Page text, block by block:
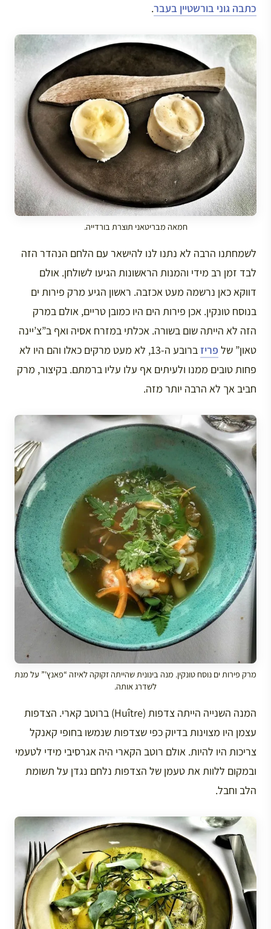
כתבה גוני בורשטיין בעבר.
חמאה מבריטאני תוצרת בורדייה.
לשמחתנו הרבה לא נתנו לנו להישאר עם הלחם הנהדר הזה
לבד זמן רב מידי והמנות הראשונות הגיעו לשולחן. אולם
דווקא כאן נרשמה מעט אכזבה. ראשון הגיע מרק פירות ים
בנוסח טונקין. אכן פירות הים היו כמובן טריים, אולם במרק
הזה לא הייתה שום בשורה. אכלתי במזרח אסיה ואף ב”צ’יינה
טאון” של פריז
ברובע ה-13, לא מעט מרקים כאלו והם היו לא
פחות טובים ממנו ולעיתים אף עלו עליו ברמתם. בקיצור, מרק
חביב אך לא הרבה יותר מזה.
מרק פירות ים נוסח טונקין. מנה בינונית שהייתה זקוקה לאיזה “פאנץ'” על מנת
לשדרג אותה.
המנה השנייה הייתה צדפות (Huître) ברוטב קארי. הצדפות
עצמן היו מצוינות בדיוק כפי שצדפות שנמשו בחופי קאנקל
צריכות היו להיות. אולם רוטב הקארי היה אגרסיבי מידי לטעמי
ובמקום ללוות את טעמן של הצדפות נלחם נגדן על תשומת
הלב וחבל.